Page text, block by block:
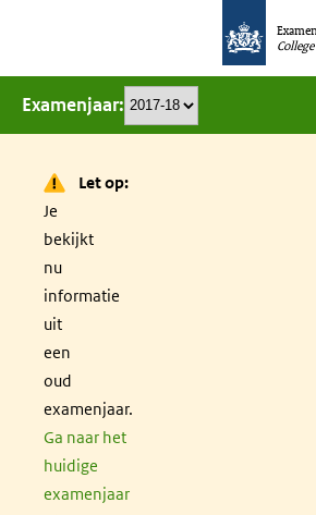
naar
inhoud
Examenjaar
Let op:
Je
bekijkt
nu
informatie
uit
een
oud
examenjaar.
Ga naar het
huidige
examenjaar